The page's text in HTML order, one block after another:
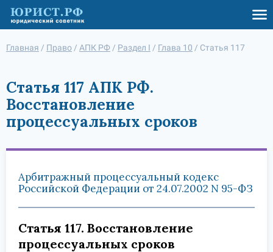
Главная / Право / АПК РФ / Раздел I / Глава 10 / Статья 117
Статья 117 АПК РФ.
Восстановление
процессуальных сроков
Арбитражный процессуальный кодекс
Российской Федерации от 24.07.2002 N 95-ФЗ
Статья 117. Восстановление
процессуальных сроков